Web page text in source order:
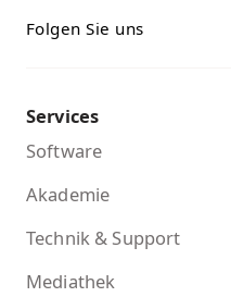
Folgen Sie uns
Services
Software
Akademie
Technik & Support
Mediathek